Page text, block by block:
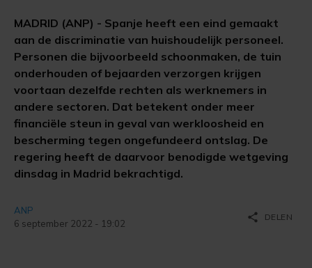
MADRID (ANP) - Spanje heeft een eind gemaakt
aan de discriminatie van huishoudelijk personeel.
Personen die bijvoorbeeld schoonmaken, de tuin
onderhouden of bejaarden verzorgen krijgen
voortaan dezelfde rechten als werknemers in
andere sectoren. Dat betekent onder meer
financiële steun in geval van werkloosheid en
bescherming tegen ongefundeerd ontslag. De
regering heeft de daarvoor benodigde wetgeving
dinsdag in Madrid bekrachtigd.
ANP
6 september 2022 - 19:02
share DELEN